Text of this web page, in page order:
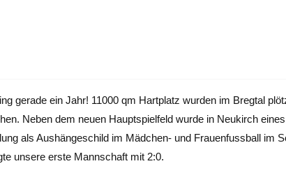
gerade ein Jahr! 11000 qm Hartplatz wurden im Bregtal
Neben dem neuen Hauptspielfeld wurde in Neukirch
als Aushängeschild im Mädchen- und Frauenfussball im
unsere erste Mannschaft mit 2:0.